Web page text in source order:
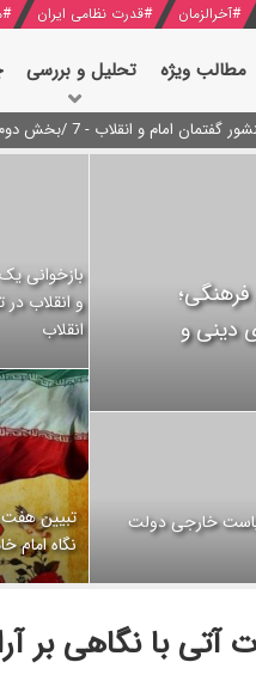
#آخرالزمان #قدرت نظامی ایران #
مطالب ویژه تحلیل و بررسی
منشور گفتمان امام و انقلاب - 7 /بخش دوم : شرح پیام ۱۰ خرداد ۱۳۶۹ امام خامنه ای/ فصل پنجم: حفظ عزّت و کرامت انقلابی
افشاگری سپهبد محمود منصور
دینی و
خارجی دولت
و انقلاب در
انقلاب
تبیین هفت
نگاه امام
آتی با نگاهی